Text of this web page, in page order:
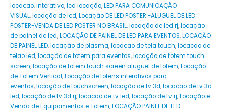
locacao,interativo,lcd locação,LED PARA COMUNICAÇÃO
VISUAL,locação de lcd,Locação DE LED POSTER -ALUGUEL DE LED
POSTER-VENDA DE LED POSTER NO BRASIL,locação de led rj,locação
de painel de led,LOCAÇÃO DE PAINEL DE LED PARA EVENTOS,LOCAÇÃO
DE PAINEL LED,locação de plasma,locacao de tela touch,locacao de
telao led,locação de totem para eventos,locação de totem touch
screen,locação de totem touch screen aluguel de totem,Locação
de Totem Vertical,Locação de totens interativos para
eventos,locação de touchscreen,locação de tv 3d,locacao de tv 3d
led,locação de tv 3d rj,locacao de tv led,locação de tv rj,Locação e
Venda de Equipamentos e Totem,LOCAÇÃO PAINEL DE LED